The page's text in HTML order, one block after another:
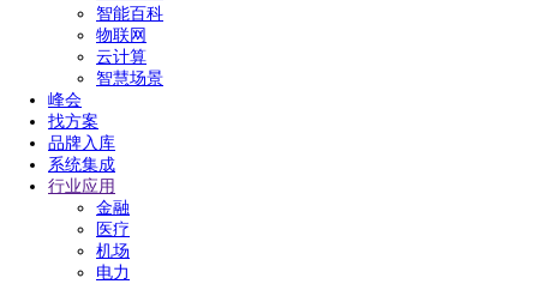
智能百科
物联网
云计算
智慧场景
峰会
找方案
品牌入库
系统集成
行业应用
金融
医疗
机场
电力